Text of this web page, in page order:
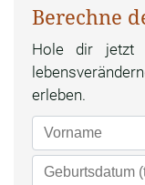
Berechne
Hole dir jetzt
erleben.